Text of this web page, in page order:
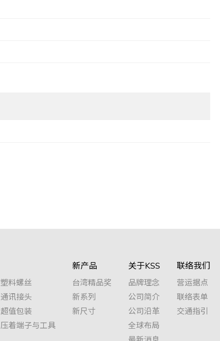
塑料螺丝
通讯接头
超值包装
压着端子与工具
新产品
台湾精品奖
新系列
新尺寸
关于KSS
品牌理念
公司简介
公司沿革
全球布局
联络我们
营运据点
联络表单
交通指引